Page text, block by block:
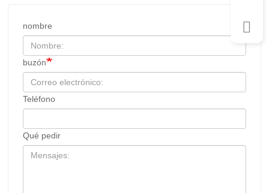
nombre
buzón
Teléfono
Qué pedir